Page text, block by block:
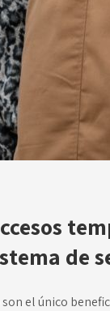
de
son el único